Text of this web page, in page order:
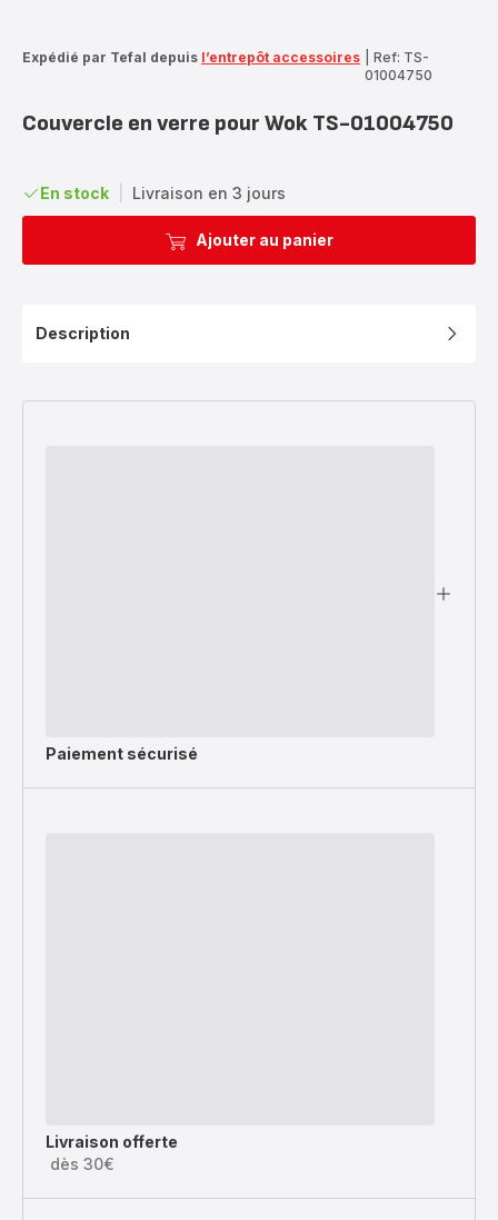
Expédié par Tefal depuis l’entrepôt accessoires
Ref: TS-
01004750
Couvercle en verre pour Wok TS-01004750
En stock Livraison en 3 jours
Ajouter au panier
Description
Paiement sécurisé
Livraison offerte
dès 30€